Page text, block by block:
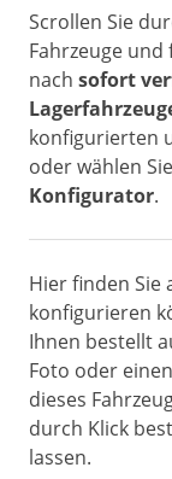
Scrollen Sie
Fahrzeuge
nach sofort
konfigurierten
oder wählen
Konfigurator.
Hier finden Sie
konfigurieren
Ihnen bestellt
Foto oder
dieses
durch Klick
lassen.